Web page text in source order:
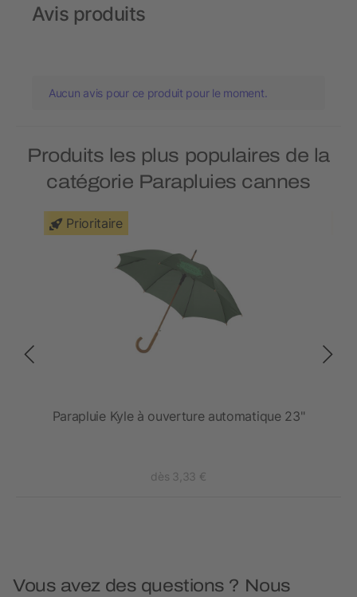
Avis produits
Aucun avis pour ce produit pour le moment.
Produits les plus populaires de la
catégorie Parapluies cannes
Prioritaire
Parapluie Kyle à ouverture automatique 23"
dès 3,33 €
Vous avez des questions ? Nous